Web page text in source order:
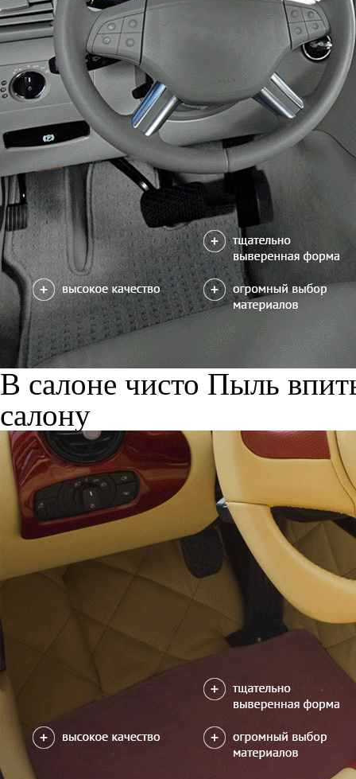
В салоне чисто Пыль
салону